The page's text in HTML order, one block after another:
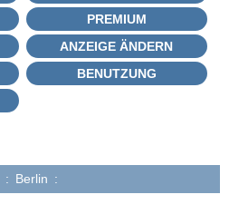
PREMIUM
ANZEIGE ÄNDERN
BENUTZUNG
: Berlin :